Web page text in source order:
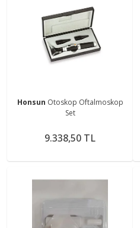
Honsun Otoskop Oftalmoskop
Set
9.338,50 TL